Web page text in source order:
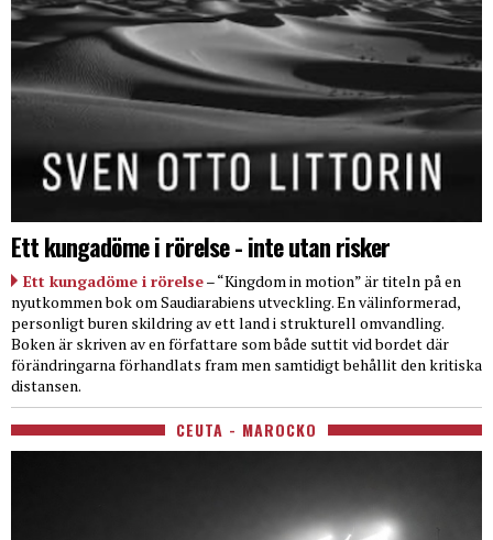
Ett kungadöme i rörelse - inte utan risker
Ett kungadöme i rörelse– “Kingdom in motion” är titeln på en
nyutkommen bok om Saudiarabiens utveckling. En välinformerad,
personligt buren skildring av ett land i strukturell omvandling.
Boken är skriven av en författare som både suttit vid bordet där
förändringarna förhandlats fram men samtidigt behållit den kritiska
distansen.
CEUTA - MAROCKO